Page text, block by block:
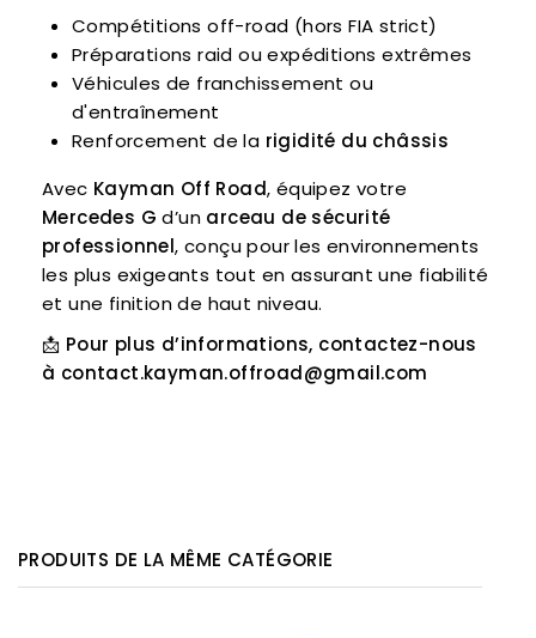
Compétitions off-road (hors FIA strict)
Préparations raid ou expéditions extrêmes
Véhicules de franchissement ou
d'entraînement
Renforcement de la rigidité du châssis
Avec Kayman Off Road, équipez votre
Mercedes G d’un arceau de sécurité
professionnel, conçu pour les environnements
les plus exigeants tout en assurant une fiabilité
et une finition de haut niveau.
📩 Pour plus d’informations, contactez-nous
à contact.kayman.offroad@gmail.com
PRODUITS DE LA MÊME CATÉGORIE